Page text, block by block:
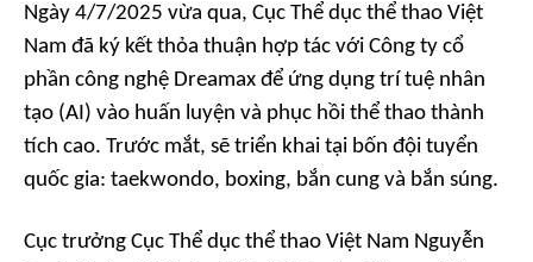
Ngày 4/7/2025 vừa qua, Cục Thể dục thể thao Việt
Nam đã ký kết thỏa thuận hợp tác với Công ty cổ
phần công nghệ Dreamax để ứng dụng trí tuệ nhân
tạo (AI) vào huấn luyện và phục hồi thể thao thành
tích cao. Trước mắt, sẽ triển khai tại bốn đội tuyển
quốc gia: taekwondo, boxing, bắn cung và bắn súng.
Cục trưởng Cục Thể dục thể thao Việt Nam Nguyễn